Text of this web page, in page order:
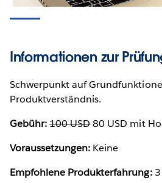
Informationen zur
Schwerpunkt auf
Produktverständnis.
Gebühr:100 USD80 USD mit
Voraussetzungen: Keine
Empfohlene Produkterfahrung:3